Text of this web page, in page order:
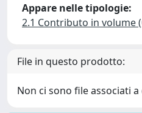
Appare nelle tipologie:
2.1 Contributo in volume
File in questo prodotto:
Non ci sono file associati